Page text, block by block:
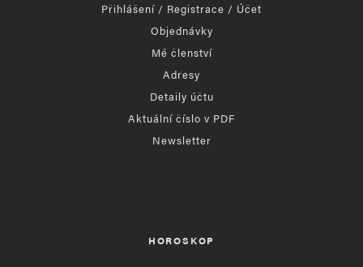
Přihlášení / Registrace / Účet
Objednávky
Mé členství
Adresy
Detaily účtu
Aktuální číslo v PDF
Newsletter
HOROSKOP